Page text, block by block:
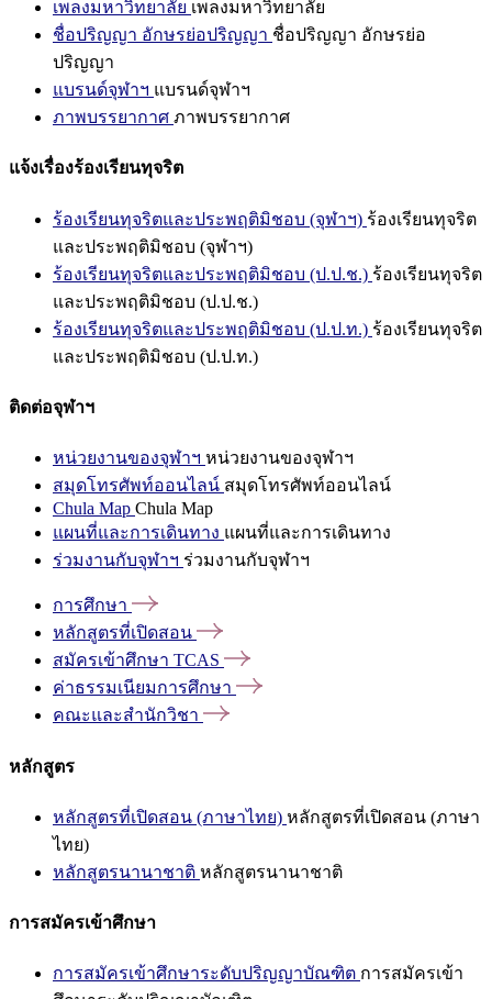
เพลงมหาวิทยาลัย เพลงมหาวิทยาลัย
ชื่อปริญญา อักษรย่อปริญญา ชื่อปริญญา อักษรย่อ
ปริญญา
แบรนด์จุฬาฯ แบรนด์จุฬาฯ
ภาพบรรยากาศ ภาพบรรยากาศ
แจ้งเรื่องร้องเรียนทุจริต
ร้องเรียนทุจริตและประพฤติมิชอบ (จุฬาฯ) ร้องเรียนทุจริต
และประพฤติมิชอบ (จุฬาฯ)
ร้องเรียนทุจริตและประพฤติมิชอบ (ป.ป.ช.) ร้องเรียนทุจริต
และประพฤติมิชอบ (ป.ป.ช.)
ร้องเรียนทุจริตและประพฤติมิชอบ (ป.ป.ท.) ร้องเรียนทุจริต
และประพฤติมิชอบ (ป.ป.ท.)
ติดต่อจุฬาฯ
หน่วยงานของจุฬาฯ หน่วยงานของจุฬาฯ
สมุดโทรศัพท์ออนไลน์ สมุดโทรศัพท์ออนไลน์
Chula Map Chula Map
แผนที่และการเดินทาง แผนที่และการเดินทาง
ร่วมงานกับจุฬาฯ ร่วมงานกับจุฬาฯ
การศึกษา
หลักสูตรที่เปิดสอน
สมัครเข้าศึกษา TCAS
ค่าธรรมเนียมการศึกษา
คณะและสำนักวิชา
หลักสูตร
หลักสูตรที่เปิดสอน (ภาษาไทย) หลักสูตรที่เปิดสอน (ภาษา
ไทย)
หลักสูตรนานาชาติ หลักสูตรนานาชาติ
การสมัครเข้าศึกษา
การสมัครเข้าศึกษาระดับปริญญาบัณฑิต การสมัครเข้า